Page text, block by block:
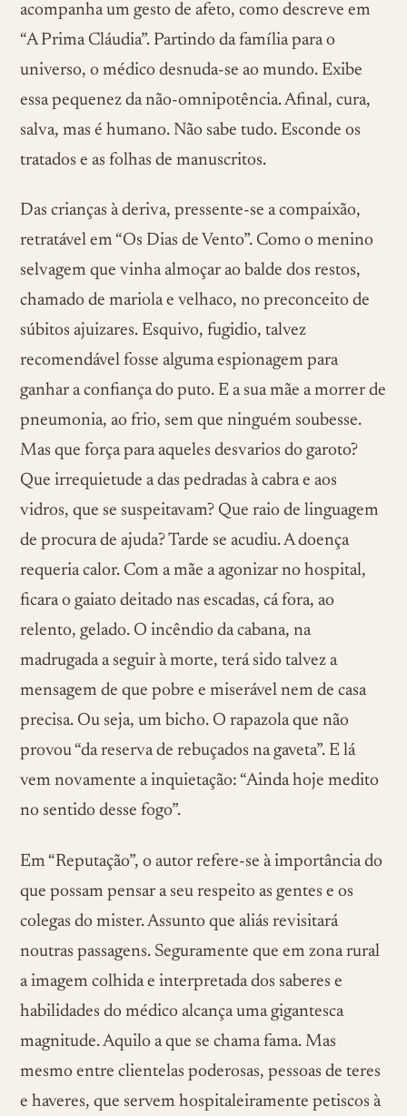
acompanha um gesto de afeto, como descreve em
“A Prima Cláudia”. Partindo da família para o
universo, o médico desnuda-se ao mundo. Exibe
essa pequenez da não-omnipotência. Afinal, cura,
salva, mas é humano. Não sabe tudo. Esconde os
tratados e as folhas de manuscritos.
Das crianças à deriva, pressente-se a compaixão,
retratável em “Os Dias de Vento”. Como o menino
selvagem que vinha almoçar ao balde dos restos,
chamado de mariola e velhaco, no preconceito de
súbitos ajuizares. Esquivo, fugidio, talvez
recomendável fosse alguma espionagem para
ganhar a confiança do puto. E a sua mãe a morrer de
pneumonia, ao frio, sem que ninguém soubesse.
Mas que força para aqueles desvarios do garoto?
Que irrequietude a das pedradas à cabra e aos
vidros, que se suspeitavam? Que raio de linguagem
de procura de ajuda? Tarde se acudiu. A doença
requeria calor. Com a mãe a agonizar no hospital,
ficara o gaiato deitado nas escadas, cá fora, ao
relento, gelado. O incêndio da cabana, na
madrugada a seguir à morte, terá sido talvez a
mensagem de que pobre e miserável nem de casa
precisa. Ou seja, um bicho. O rapazola que não
provou “da reserva de rebuçados na gaveta”. E lá
vem novamente a inquietação: “Ainda hoje medito
no sentido desse fogo”.
Em “Reputação”, o autor refere-se à importância do
que possam pensar a seu respeito as gentes e os
colegas do mister. Assunto que aliás revisitará
noutras passagens. Seguramente que em zona rural
a imagem colhida e interpretada dos saberes e
habilidades do médico alcança uma gigantesca
magnitude. Aquilo a que se chama fama. Mas
mesmo entre clientelas poderosas, pessoas de teres
e haveres, que servem hospitaleiramente petiscos à